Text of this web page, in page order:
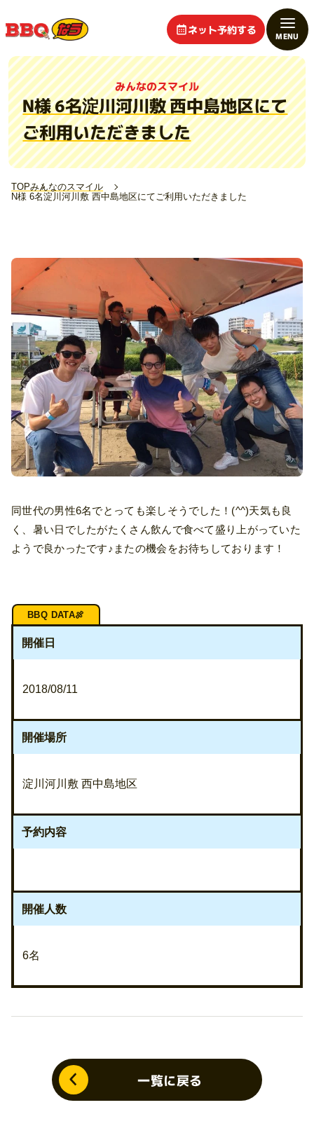
ネット予約する
みんなのスマイル
N様 6名淀川河川敷 西中島地区にて
ご利用いただきました
TOPみんなのスマイル
N様 6名淀川河川敷 西中島地区にてご利用いただきました
同世代の男性6名でとっても楽しそうでした！(^^)天気も良
く、暑い日でしたがたくさん飲んで食べて盛り上がっていた
ようで良かったです♪またの機会をお待ちしております！
開催日
2018/08/11
開催場所
淀川河川敷 西中島地区
予約内容
開催人数
6名
一覧に戻る